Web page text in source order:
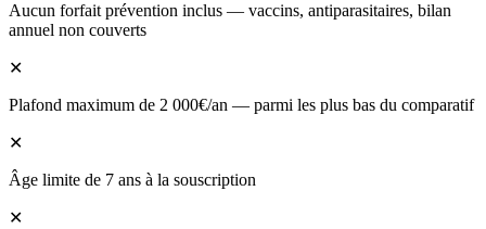
Aucun forfait prévention inclus — vaccins, antiparasitaires, bilan
annuel non couverts
✕
Plafond maximum de 2 000€/an — parmi les plus bas du comparatif
✕
Âge limite de 7 ans à la souscription
✕